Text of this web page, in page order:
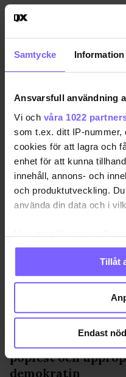
Samtycke Information
Ansvarsfull användning
Vi och våra 1022
som t.ex. ditt IP-nummer,
cookies för att lagra och
enhet för att kunna
innehåll, annons- och
och produktutveckling.
använda din data och i
Med din tillåtelse skulle vi
Samla in
som kan ha en
Identifiera din
för specifika
Ta reda på mer om hur
Du kan ändra eller dra
helst från cookie-
Tillåt
Endast
Uppdaterad 2016-12-28
BEEBAR MALMÖ
DELA DEN HÄR ARTIKELN
WorldPride
popfest och
demokratin